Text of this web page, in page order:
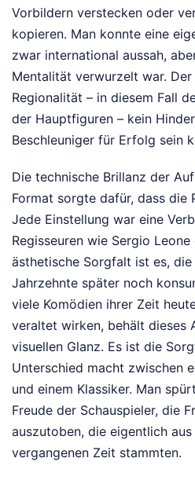
Vorbildern verstecken oder
kopieren. Man konnte eine
zwar international aussah,
Mentalität verwurzelt war.
Regionalität – in diesem Fall
der Hauptfiguren – kein
Beschleuniger für Erfolg sein
Die technische Brillanz der
Format sorgte dafür, dass die
Jede Einstellung war eine
Regisseuren wie Sergio
ästhetische Sorgfalt ist es, die
Jahrzehnte später noch
viele Komödien ihrer Zeit
veraltet wirken, behält dieses
visuellen Glanz. Es ist die
Unterschied macht zwischen
und einem Klassiker. Man
Freude der Schauspieler, die
auszutoben, die eigentlich
vergangenen Zeit stammten.